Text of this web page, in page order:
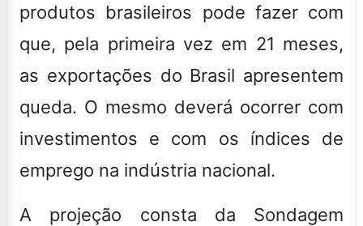
produtos brasileiros pode fazer com
que, pela primeira vez em 21 meses,
as exportações do Brasil apresentem
queda. O mesmo deverá ocorrer com
investimentos e com os índices de
emprego na indústria nacional.
A projeção consta da Sondagem